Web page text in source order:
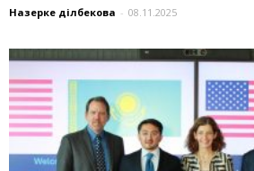
Назерке Әділбекова - 08.11.2025